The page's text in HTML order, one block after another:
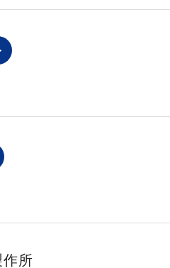
個人情報を開示することができ
合
は法令により開示が求められた
することができます。各サー
りお問い合わせください。
作所